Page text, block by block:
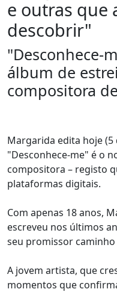
e outras que
descobrir"
"Desconhece-
álbum de
compositora
Margarida edita hoje
"Desconhece-me" é o
compositora – registo
plataformas digitais.
Com apenas 18 anos,
escreveu nos últimos
seu promissor
A jovem artista, que
momentos que